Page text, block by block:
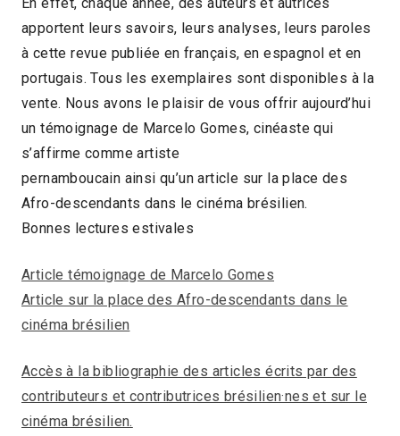
apportent leurs savoirs, leurs analyses, leurs paroles
à cette revue publiée en français, en espagnol et en
portugais. Tous les exemplaires sont disponibles à la
vente. Nous avons le plaisir de vous offrir aujourd’hui
un témoignage de Marcelo Gomes, cinéaste qui
s’affirme comme artiste
pernamboucain ainsi qu’un article sur la place des
Afro-descendants dans le cinéma brésilien.
Bonnes lectures estivales
Article témoignage de Marcelo Gomes
Article sur la place des Afro-descendants dans le
cinéma brésilien
Accès à la bibliographie des articles écrits par des
contributeurs et contributrices brésilien·nes et sur le
cinéma brésilien.